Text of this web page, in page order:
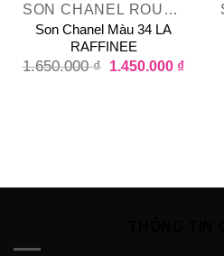
SON CHANEL ROUGE ALLURE VELVET
Son Chanel Màu 34 LA
RAFFINEE
1.650.000₫ 1.450.000 ₫